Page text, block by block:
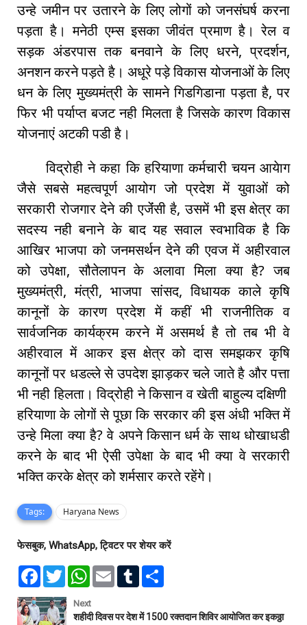
उन्हे जमीन पर उतारने के लिए लोगों को जनसंघर्ष करना
पड़ता है। मनेठी एम्स इसका जीवंत प्रमाण है। रेल व
सड़क अंडरपास तक बनवाने के लिए धरने, प्रदर्शन,
अनशन करने पड़ते है। अधूरे पड़े विकास योजनाओं के लिए
धन के लिए मुख्यमंत्री के सामने गिडगिडाना पड़ता है, पर
फिर भी पर्याप्त बजट नही मिलता है जिसके कारण विकास
योजनाएं अटकी पडी है।
विद्रोही ने कहा कि हरियाणा कर्मचारी चयन आयेाग
जैसे सबसे महत्वपूर्ण आयोग जो प्रदेश में युवाओं को
सरकारी रोजगार देने की एजेंंसी है, उसमें भी इस क्षेत्र का
सदस्य नही बनाने के बाद यह सवाल स्वभाविक है कि
आखिर भाजपा को जनमसर्थन देने की एवज में अहीरवाल
को उपेक्षा, सौतेलापन के अलावा मिला क्या है? जब
मुख्यमंत्री, मंत्री, भाजपा सांसद, विधायक काले कृषि
कानूनों के कारण प्रदेश में कहीं भी राजनीतिक व
सार्वजनिक कार्यक्रम करने में असमर्थ है तो तब भी वे
अहीरवाल में आकर इस क्षेत्र को दास समझकर कृषि
कानूनों पर धडल्ले से उपदेश झाड़कर चले जाते है और पत्ता
भी नही हिलता। विद्रोही ने किसान व खेती बाहुल्य दक्षिणी
हरियाणा के लोगों से पूछा कि सरकार की इस अंधी भक्ति में
उन्हे मिला क्या है? वे अपने किसान धर्म के साथ धोखाधडी
करने के बाद भी ऐसी उपेक्षा के बाद भी क्या वे सरकारी
भक्ति करके क्षेत्र को शर्मसार करते रहेंगे।
Tags: Haryana News
फेसबुक, WhatsApp, ट्विटर पर शेयर करें
F
e
b
T
w
t
t
W
t
s
E
l
T
l
e
Next
शहीदी दिवस पर देश में 1500 रक्तदान शिविर आयोजित कर इकठ्ठा